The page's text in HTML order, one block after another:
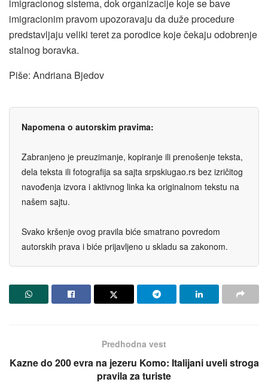
imigracionog sistema, dok organizacije koje se bave
imigracionim pravom upozoravaju da duže procedure
predstavljaju veliki teret za porodice koje čekaju odobrenje
stalnog boravka.
Piše: Andriana Bjedov
Napomena o autorskim pravima:
Zabranjeno je preuzimanje, kopiranje ili prenošenje teksta,
dela teksta ili fotografija sa sajta srpskiugao.rs bez izričitog
navođenja izvora i aktivnog linka ka originalnom tekstu na
našem sajtu.
Svako kršenje ovog pravila biće smatrano povredom
autorskih prava i biće prijavljeno u skladu sa zakonom.
Predhodna vest
Kazne do 200 evra na jezeru Komo: Italijani uveli stroga
pravila za turiste